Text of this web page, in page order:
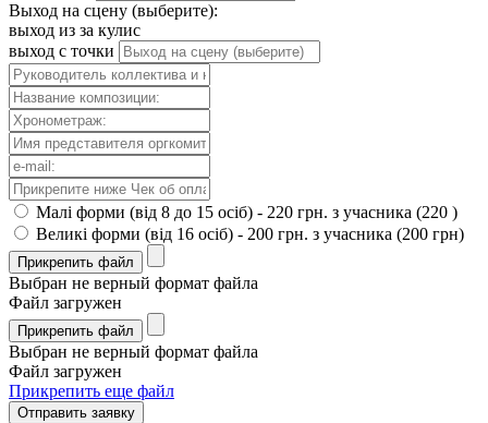
Выход на сцену (выберите):
выход из за кулис
выход с точки
Малі форми (від 8 до 15 осіб) - 220 грн. з учасника (220 )
Великі форми (від 16 осіб) - 200 грн. з учасника (200 грн)
Прикрепить файл
Выбран не верный формат файла
Файл загружен
Прикрепить файл
Выбран не верный формат файла
Файл загружен
Прикрепить еще файл
Отправить заявку